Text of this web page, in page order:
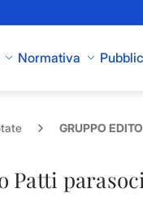
Normativa
GRUPPO
Patti